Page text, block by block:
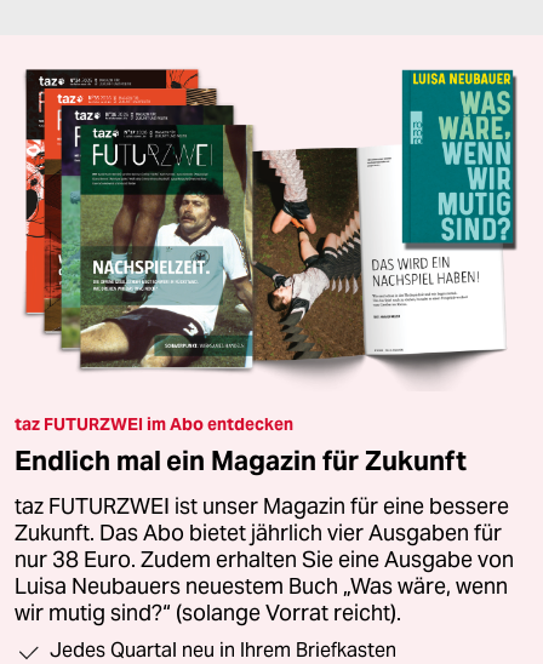
taz FUTURZWEI im Abo entdecken
Endlich mal ein Magazin für Zukunft
taz FUTURZWEI ist unser Magazin für eine bessere
Zukunft. Das Abo bietet jährlich vier Ausgaben für
nur 38 Euro. Zudem erhalten Sie eine Ausgabe von
Luisa Neubauers neuestem Buch „Was wäre, wenn
wir mutig sind?“ (solange Vorrat reicht).
Jedes Quartal neu in Ihrem Briefkasten